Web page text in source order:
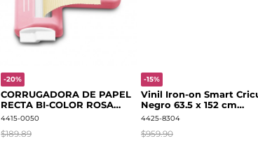
-20%
CORRUGADORA DE PAPEL
RECTA BI-COLOR ROSA
QUELLI
4415-0050
$189.89
-15%
Vinil Iron-on Smart
Negro 63.5 x 152 cm
2008991
4425-8304
$959.90